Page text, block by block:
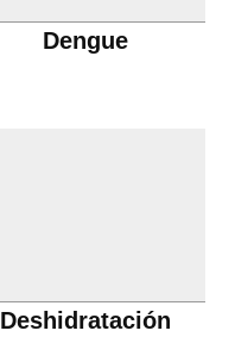
Dengue
Deshidratación